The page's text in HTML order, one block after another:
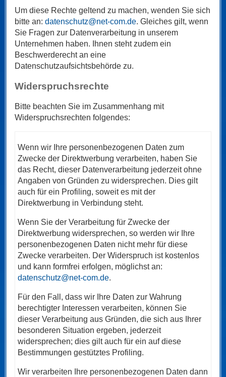
Um diese Rechte geltend zu machen, wenden Sie sich
bitte an: datenschutz@net-com.de. Gleiches gilt, wenn
Sie Fragen zur Datenverarbeitung in unserem
Unternehmen haben. Ihnen steht zudem ein
Beschwerderecht an eine
Datenschutzaufsichtsbehörde zu.
Widerspruchsrechte
Bitte beachten Sie im Zusammenhang mit
Widerspruchsrechten folgendes:
Wenn wir Ihre personenbezogenen Daten zum
Zwecke der Direktwerbung verarbeiten, haben Sie
das Recht, dieser Datenverarbeitung jederzeit ohne
Angaben von Gründen zu widersprechen. Dies gilt
auch für ein Profiling, soweit es mit der
Direktwerbung in Verbindung steht.
Wenn Sie der Verarbeitung für Zwecke der
Direktwerbung widersprechen, so werden wir Ihre
personenbezogenen Daten nicht mehr für diese
Zwecke verarbeiten. Der Widerspruch ist kostenlos
und kann formfrei erfolgen, möglichst an:
datenschutz@net-com.de.
Für den Fall, dass wir Ihre Daten zur Wahrung
berechtigter Interessen verarbeiten, können Sie
dieser Verarbeitung aus Gründen, die sich aus Ihrer
besonderen Situation ergeben, jederzeit
widersprechen; dies gilt auch für ein auf diese
Bestimmungen gestütztes Profiling.
Wir verarbeiten Ihre personenbezogenen Daten dann